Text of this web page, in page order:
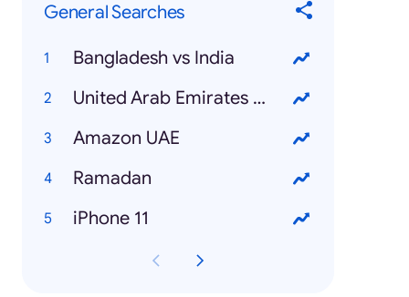
General Searches
Bangladesh vs India
United Arab Emirates National Day
Amazon UAE
Ramadan
iPhone 11